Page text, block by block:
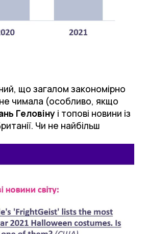
що загалом закономірно
чимала (особливо, якщо
Геловінуі топові новини із
Чи не найбільш